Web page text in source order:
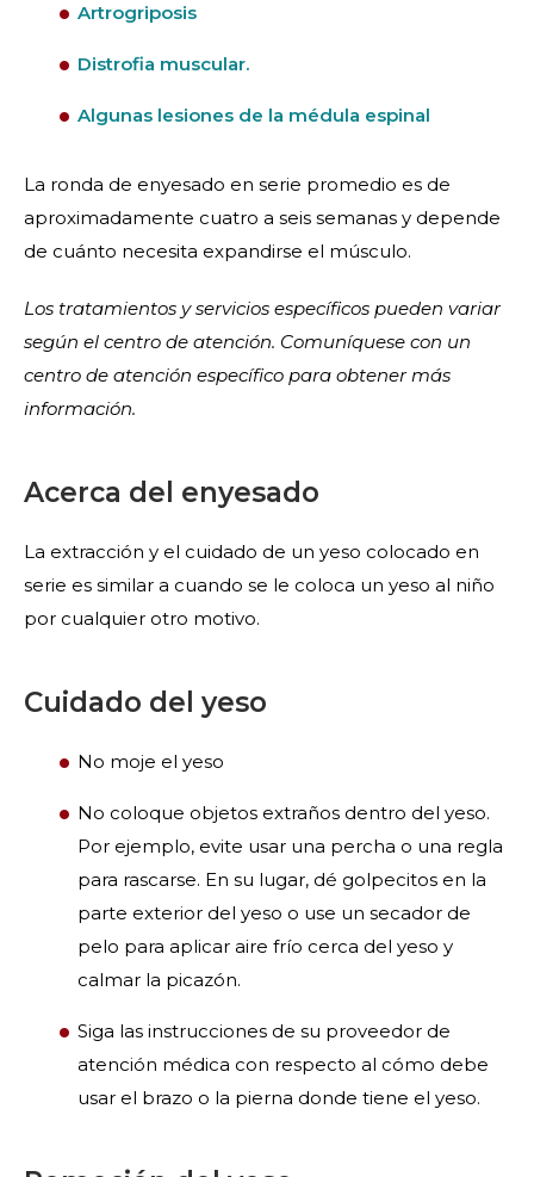
Artrogriposis
Distrofia muscular.
Algunas lesiones de la médula espinal
La ronda de enyesado en serie promedio es de
aproximadamente cuatro a seis semanas y depende
de cuánto necesita expandirse el músculo.
Los tratamientos y servicios específicos pueden variar
según el centro de atención. Comuníquese con un
centro de atención específico para obtener más
información.
Acerca del enyesado
La extracción y el cuidado de un yeso colocado en
serie es similar a cuando se le coloca un yeso al niño
por cualquier otro motivo.
Cuidado del yeso
No moje el yeso
No coloque objetos extraños dentro del yeso.
Por ejemplo, evite usar una percha o una regla
para rascarse. En su lugar, dé golpecitos en la
parte exterior del yeso o use un secador de
pelo para aplicar aire frío cerca del yeso y
calmar la picazón.
Siga las instrucciones de su proveedor de
atención médica con respecto al cómo debe
usar el brazo o la pierna donde tiene el yeso.